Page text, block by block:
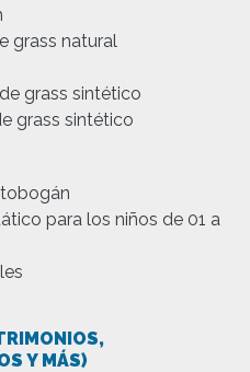
grass natural
grass sintético
grass sintético
para los niños de 01 a
Y MÁS)